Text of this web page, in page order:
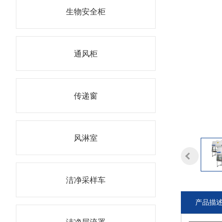
生物安全柜
通风柜
传递窗
风淋室
洁净采样车
产品描